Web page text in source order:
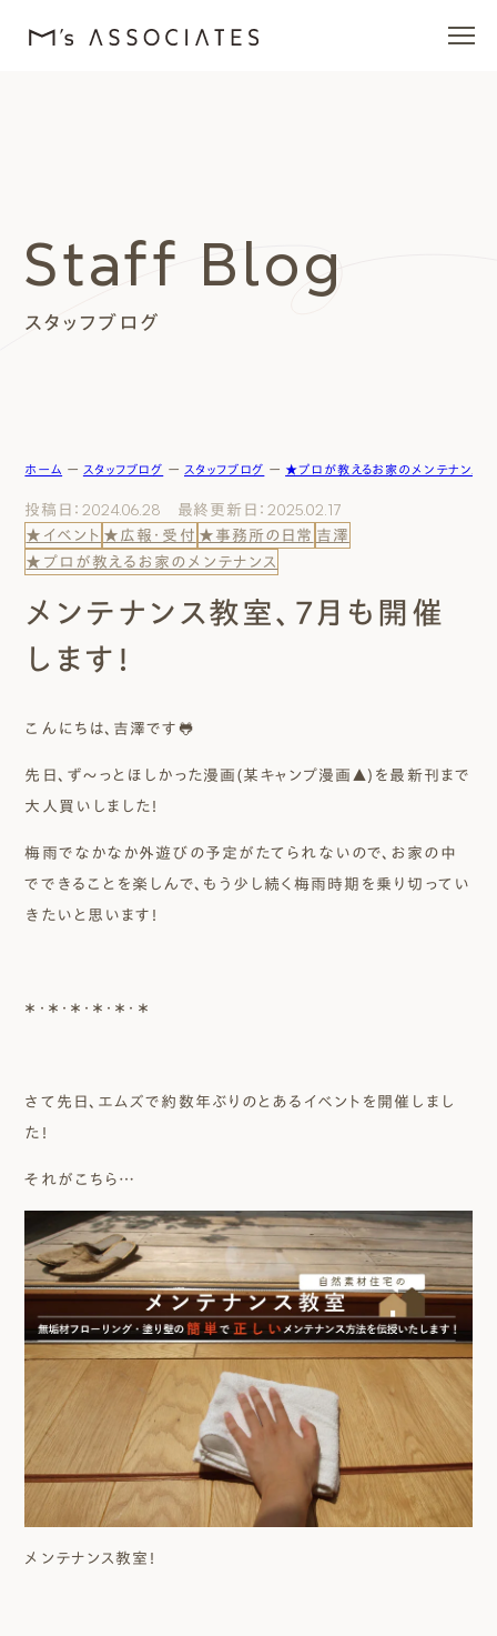
エムズを愛する人たち
施工事例
エムズのこと
0120-40-6613
［受付時間］ 9:00～18:00
ファーストプランを試す
スタッフブログ
Staff Blog
ホーム ー スタッフブログ ー スタッフブログ ー ★プロが教えるお家のメンテナンス
投稿日：2024.06.28 最終更新日：2025.02.17
★イベント ★広報・受付 ★事務所の日常 吉澤
★プロが教えるお家のメンテナンス
メンテナンス教室、７月も開催
します！
こんにちは、吉澤です🐸
先日、ず～っとほしかった漫画(某キャンプ漫画▲)を最新刊まで
大人買いしました！
梅雨でなかなか外遊びの予定がたてられないので、お家の中
でできることを楽しんで、もう少し続く梅雨時期を乗り切ってい
きたいと思います！
＊・＊・＊・＊・＊・＊
さて先日、エムズで約数年ぶりのとあるイベントを開催しまし
た！
それがこちら…
メンテナンス教室！